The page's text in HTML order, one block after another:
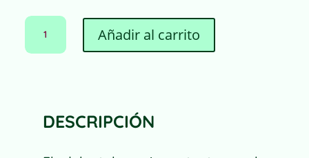
DELANTAL
ALGODÓN
CANTIDAD
Añadir al carrito
A
T
DESCRIPCIÓN